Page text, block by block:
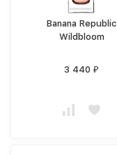
Banana Republic
Wildbloom
3 440₽